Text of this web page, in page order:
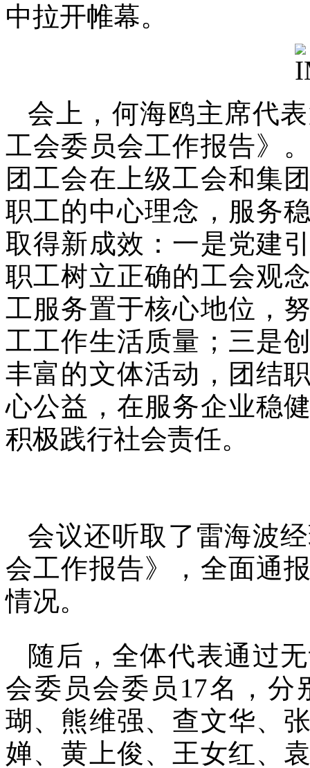
中拉开帷幕。
会上，何海鸥主席代
工会委员会工作报告》
团工会在上级工会和集
职工的中心理念，服务
取得新成效：一是党建
职工树立正确的工会观
工服务置于核心地位，
工工作生活质量；三是
丰富的文体活动，团结
心公益，在服务企业稳
积极践行社会责任。
会议还听取了雷海波
会工作报告》，全面通
情况。
随后，全体代表通过
会委员会委员17名，
瑚、熊维强、查文华、
婵、黄上俊、王女红、